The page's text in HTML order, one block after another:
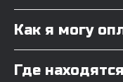
Как я могу
Где